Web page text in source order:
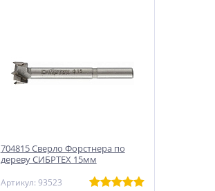
704815 Сверло Форстнера по
дереву СИБРТЕХ 15мм
Артикул: 93523